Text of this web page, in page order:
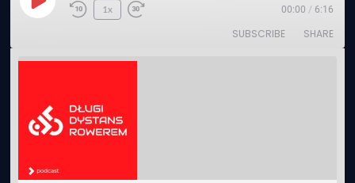
Play
1x 00:00 / 6:16
SUBSCRIBE SHARE